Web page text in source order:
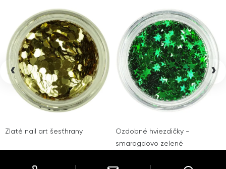
Zlaté nail art šesťhrany
Ozdobné hviezdičky -
smaragdovo zelené
‹ ›